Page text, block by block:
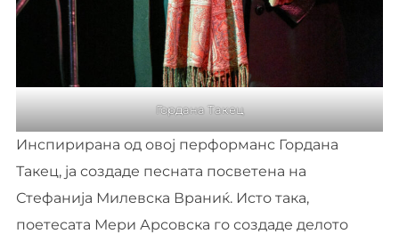
Гордана Такец
Инспирирана од овој перформанс Гордана
Такец, ја создаде песната посветена на
Стефанија Милевска Враниќ. Исто така,
поетесата Мери Арсовска го создаде делото